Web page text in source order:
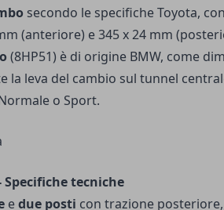
secondo le specifiche Toyota,
(anteriore) e 345 x 24 mm
(8HP51) è di origine BMW, come
la leva del cambio sul tunnel
o Sport.
Specifiche tecniche
edue posti con trazione